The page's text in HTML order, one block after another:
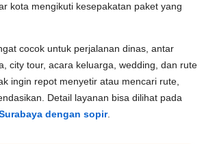
kota mengikuti kesepakatan paket yang
cocok untuk perjalanan dinas, antar
city tour, acara keluarga, wedding, dan rute
ingin repot menyetir atau mencari rute,
Detail layanan bisa dilihat pada
dengan sopir.